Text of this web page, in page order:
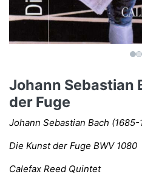
Johann Sebastian
der Fuge
Johann Sebastian Bach (1685-
Die Kunst der Fuge BWV 1080
Calefax Reed Quintet